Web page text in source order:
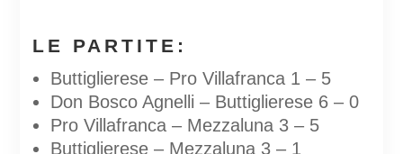
LE PARTITE:
Buttiglierese – Pro Villafranca 1 – 5
Don Bosco Agnelli – Buttiglierese 6 – 0
Pro Villafranca – Mezzaluna 3 – 5
Buttiglierese – Mezzaluna 3 – 1